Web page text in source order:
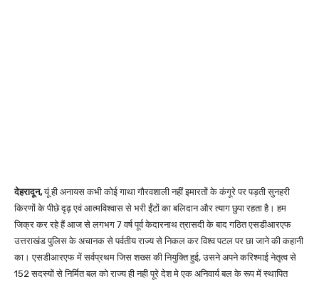
देहरादून,यूं ही अनायस कभी कोई गाथा गौरवशाली नहीं इमारतों के कंगूरे पर पड़ती सुनहरी
किरणों के पीछे दृढ़ एवं आत्मविश्वास से भरी ईंटों का बलिदान और त्याग छुपा रहता है। हम
जिक्र कर रहे हैं आज से लगभग 7 वर्ष पूर्व केदारनाथ त्रासदी के बाद गठित एसडीआरएफ
उत्तराखंड पुलिस के अचानक से पर्वतीय राज्य से निकल कर विश्व पटल पर छा जाने की कहानी
का। एसडीआरएफ में सर्वप्रथम जिस शख्स की नियुक्ति हुई, उसने अपने करिश्माई नेतृत्व से
152 सदस्यों से निर्मित बल को राज्य ही नही पूरे देश मे एक अनिवार्य बल के रूप में स्थापित